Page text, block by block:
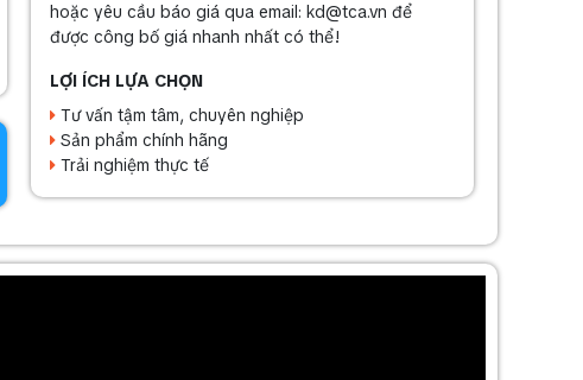
hoặc yêu cầu báo giá qua email: kd@tca.vn để
được công bố giá nhanh nhất có thể!
LỢI ÍCH LỰA CHỌN
Tư vấn tậm tâm, chuyên nghiệp
Sản phẩm chính hãng
Trải nghiệm thực tế